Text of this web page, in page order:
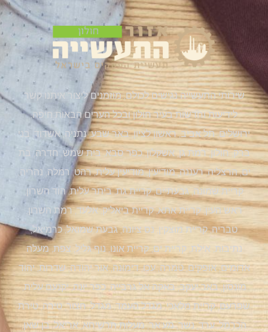
שירותי התעשייה נגישים לכולם, מוזמנים ליצור איתנו קשר
לידיעות וחדשות בעיר חולון ובכל הערים הבאות:חיפה,
ירושלים, תל אביב, ראשון לציון, באר שבע, נתניה, אשדוד, בני
ברק, חולון, רמת גן, אשקלון, כפר סבא, בית שמש, חדרה, בת
ים, הרצליה, רעננה, מודיעין, מודיעין עלית, רהט, רמלה, נהריה,
קריית שמונה, גבעתיים, קריית גת, ביתר עלית, הוד השרון,
ראש העין, קריית אתא, קריית ביאליק, אלעד, רמת השרון,
טבריה, קריית מוצקין, נס ציונה, גבעת שמואל, כרמיאל,
נתיבות, אילת, קריית ים, קריית אונו, נוף גליל, צפת, מעלה
אדומים, אופקים, טמרה, עכו, דימונה, אור יהודה, שדרות, יהוד
מונסון, באר יעקב, באקה אל גרבייה, כפר יונה, יקנעם עלית,
שפרעם, קריית מלאכי, מגדל העמד, מגדל, חצור, טירה, טירת
הכרמל, ערד, נשר, מע'אר, מעלות תרשיחא, אריאל, בן שאן,